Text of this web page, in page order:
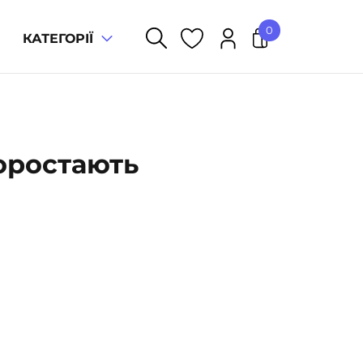
КАТЕГОРІЇ
0
У кошику немає товарів.